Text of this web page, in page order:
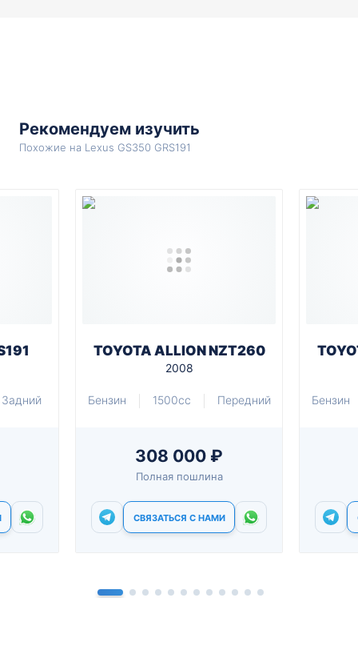
Рекомендуем изучить
Похожие на Lexus GS350 GRS191
Задний
TOYOTA ALLION NZT260
2008
Бензин 1500cc Передний
308 000 ₽
Полная пошлина
СВЯЗАТЬСЯ С НАМИ
Бензин